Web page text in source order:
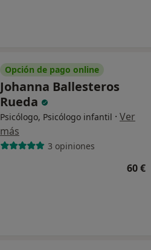
Opción de pago online
Johanna Ballesteros
Rueda
Psicólogo, Psicólogo infantil · Ver
más
3 opiniones
60 €